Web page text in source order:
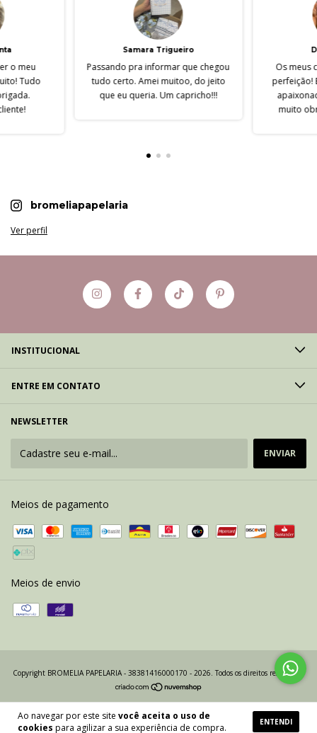
Ao navegar por este site você aceita o uso de
cookies para agilizar a sua experiência de compra. ENTENDI
o meu
Tudo
Samara Trigueiro
Passando pra informar que chegou
tudo certo. Amei muitoo, do jeito
que eu queria. Um capricho!!!
Os meus
perfeição!
muito
bromeliapapelaria
Ver perfil
INSTITUCIONAL
ENTRE EM CONTATO
NEWSLETTER
Meios de pagamento
Meios de envio
Copyright BROMELIA PAPELARIA - 38381416000170 - 2026. Todos os direitos reservados.